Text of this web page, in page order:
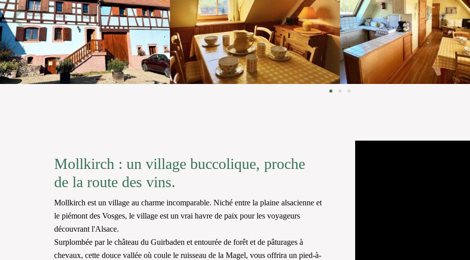
Mollkirch : un village buccolique, proche
de la route des vins.
Mollkirch est un village au charme incomparable. Niché entre la plaine alsacienne et
le piémont des Vosges, le village est un vrai havre de paix pour les voyageurs
découvrant l'Alsace.
Surplombée par le château du Guirbaden et entourée de forêt et de pâturages à
chevaux, cette douce vallée où coule le ruisseau de la Magel, vous offrira un pied-à-